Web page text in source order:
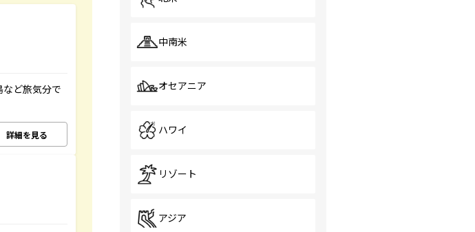
ど旅気分で
詳細を見る
中南米
オセアニア
ハワイ
リゾート
アジア